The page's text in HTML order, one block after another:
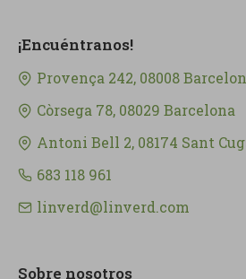
¡Encuéntranos!
Provença 242, 08008
Còrsega 78, 08029 Barcelona
Antoni Bell 2, 08174 Sant
683 118 961
linverd@linverd.com
Sobre nosotros